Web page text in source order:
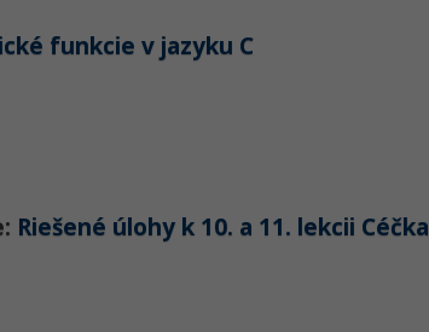
funkcie v jazyku C
Riešené úlohy k 10. a 11. lekcii Céčka